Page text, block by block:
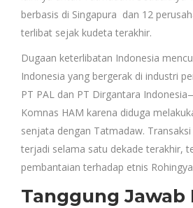
berbasis di Singapura dan 12
terlibat sejak kudeta terakhir.
Dugaan keterlibatan Indonesia
Indonesia yang bergerak di industri
PT PAL dan PT Dirgantara
Komnas HAM karena diduga
senjata dengan Tatmadaw.
terjadi selama satu dekade terakhir,
pembantaian terhadap etnis
Tanggung Jawab